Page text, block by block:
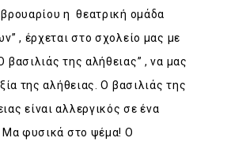
η θεατρική ομάδα
, έρχεται στο σχολείο μας με
βασιλιάς της αλήθειας” , να μας
της αλήθειας. Ο βασιλιάς της
είναι αλλεργικός σε ένα
Μα φυσικά στο ψέμα! Ο